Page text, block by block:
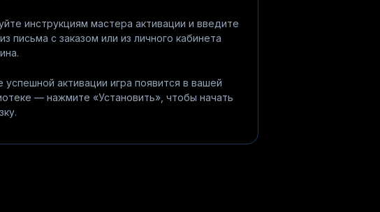
инструкциям мастера активации и введите
письма с заказом или из личного кабинета
успешной активации игра появится в вашей
— нажмите «Установить», чтобы начать